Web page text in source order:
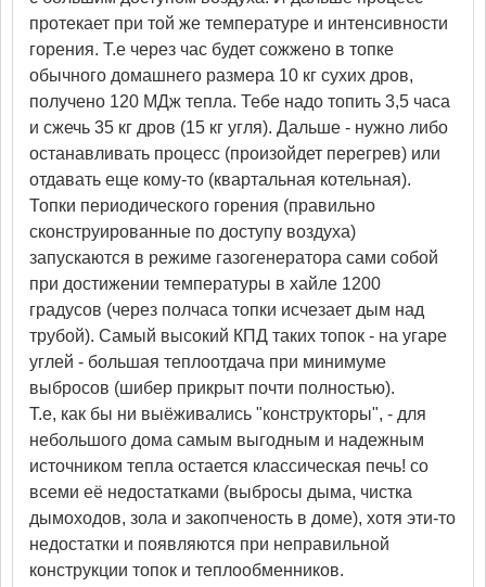
протекает при той же температуре и интенсивности
горения. Т.е через час будет сожжено в топке
обычного домашнего размера 10 кг сухих дров,
получено 120 МДж тепла. Тебе надо топить 3,5 часа
и сжечь 35 кг дров (15 кг угля). Дальше - нужно либо
останавливать процесс (произойдет перегрев) или
отдавать еще кому-то (квартальная котельная).
Топки периодического горения (правильно
сконструированные по доступу воздуха)
запускаются в режиме газогенератора сами собой
при достижении температуры в хайле 1200
градусов (через полчаса топки исчезает дым над
трубой). Самый высокий КПД таких топок - на угаре
углей - большая теплоотдача при минимуме
выбросов (шибер прикрыт почти полностью).
Т.е, как бы ни выёживались "конструкторы", - для
небольшого дома самым выгодным и надежным
источником тепла остается классическая печь! со
всеми её недостатками (выбросы дыма, чистка
дымоходов, зола и закопченость в доме), хотя эти-то
недостатки и появляются при неправильной
конструкции топок и теплообменников.